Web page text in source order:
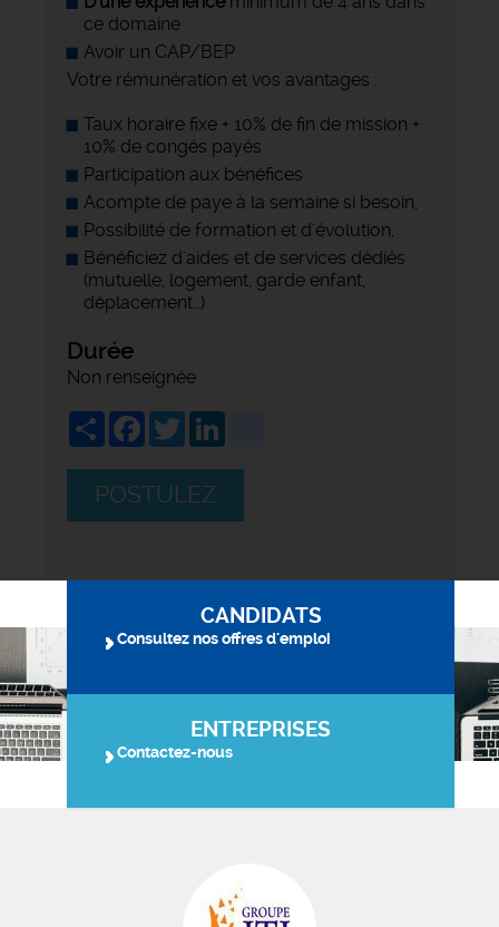
ce domaine
Avoir un CAP/BEP
Votre rémunération et vos avantages :
Taux horaire fixe + 10% de fin de mission +
10% de congés payés
Participation aux bénéfices
Acompte de paye à la semaine si besoin,
Possibilité de formation et d'évolution,
Bénéficiez d'aides et de services dédiés
(mutuelle, logement, garde enfant,
déplacement…)
Durée
Non renseignée
ShareFacebook
Twitter
POSTULEZ
CANDIDATS
Consultez nos offres d'emploi
ENTREPRISES
Contactez-nous